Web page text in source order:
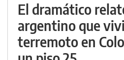
El dramático
argentino que
terremoto en